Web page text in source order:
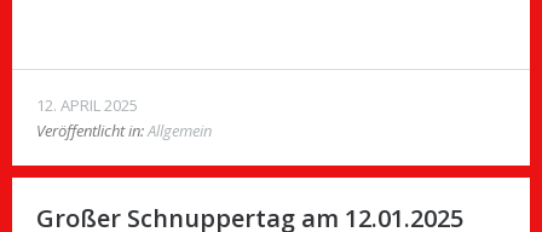
12. APRIL 2025
Veröffentlicht in:Allgemein
Großer Schnuppertag am 12.01.2025